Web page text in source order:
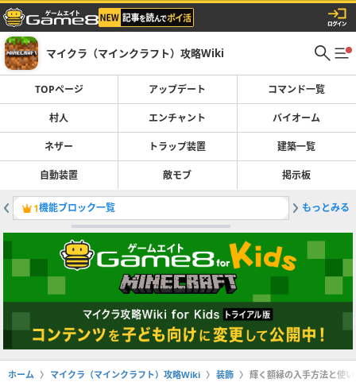
マイクラ（マインクラフト）攻略Wiki
TOPページ アップデート コマンド一覧
村人 エンチャント バイオーム
ネザー トラップ装置 建築一覧
自動装置 敵モブ 掲示板
1機能ブロック一覧 2最新ア
もっとみる
ホーム マイクラ（マインクラフト）攻略Wiki 装飾 輝く額縁の入手方法と使